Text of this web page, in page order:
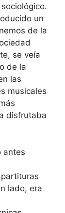
un
de la
se veía
de la
las
musicales
disfrutaba
antes
lado, era